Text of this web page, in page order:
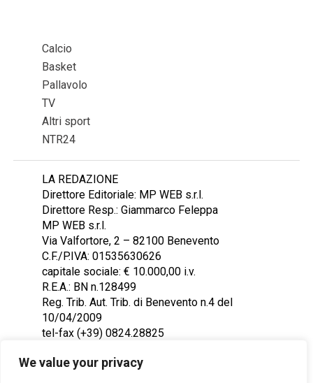
We value your privacy
Calcio
Basket
Pallavolo
TV
Altri sport
NTR24
LA REDAZIONE
Direttore Editoriale: MP WEB s.r.l.
Direttore Resp.: Giammarco Feleppa
MP WEB s.r.l.
Via Valfortore, 2 – 82100 Benevento
C.F./P.IVA: 01535630626
capitale sociale: € 10.000,00 i.v.
R.E.A.: BN n.128499
Reg. Trib. Aut. Trib. di Benevento n.4 del
10/04/2009
tel-fax (+39) 0824.28825